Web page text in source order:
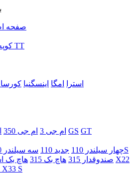
صفحه
کوپه TT
استرا
امگا اینسگنیا کورسا
ام جی 3
ام جی 350 GS GT
چهار سیلندر 110
جدید 110 سه سیلندر 110
سه سیلندر 110S
صندوقدار 315
هاچ بک 315 هاچ بک
X22
اسپرت X33 S